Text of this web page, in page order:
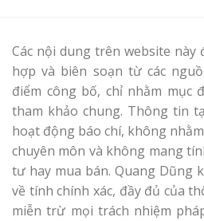
Các nội dung trên website
hợp và biên soạn từ các
điểm công bố, chỉ nhằm mục
tham khảo chung. Thông tin
hoạt động báo chí, không
chuyên môn và không mang
tư hay mua bán. Quang Dũng
về tính chính xác, đầy đủ của
miễn trừ mọi trách nhiệm